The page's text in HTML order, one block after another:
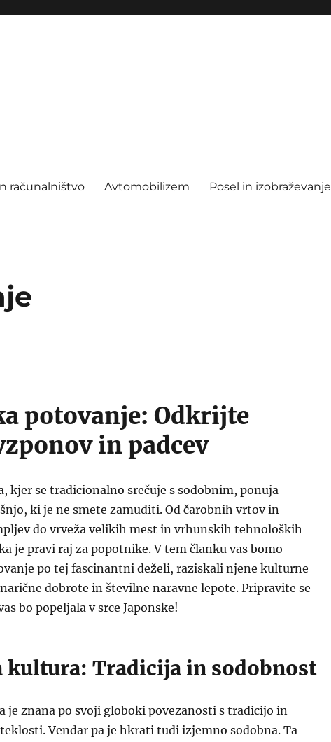
računalništvo Avtomobilizem Posel in izobraževanje
potovanje: Odkrijte
in padcev
kjer se tradicionalno srečuje s sodobnim, ponuja
ki je ne smete zamuditi. Od čarobnih vrtov in
do vrveža velikih mest in vrhunskih tehnoloških
je pravi raj za popotnike. V tem članku vas bomo
po tej fascinantni deželi, raziskali njene kulturne
dobrote in številne naravne lepote. Pripravite se
bo popeljala v srce Japonske!
kultura: Tradicija in sodobnost
je znana po svoji globoki povezanosti s tradicijo in
Vendar pa je hkrati tudi izjemno sodobna. Ta